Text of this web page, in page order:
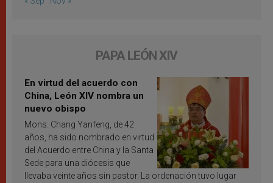
PAPA LEÓN XIV
En virtud del acuerdo con
China, León XIV nombra un
nuevo obispo
Mons. Chang Yanfeng, de 42
años, ha sido nombrado en virtud
del Acuerdo entre China y la Santa
Sede para una diócesis que
llevaba veinte años sin pastor. La ordenación tuvo lugar